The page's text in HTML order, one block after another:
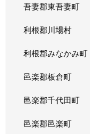
吾妻郡東吾妻町
利根郡川場村
利根郡みなかみ町
邑楽郡板倉町
邑楽郡千代田町
邑楽郡邑楽町